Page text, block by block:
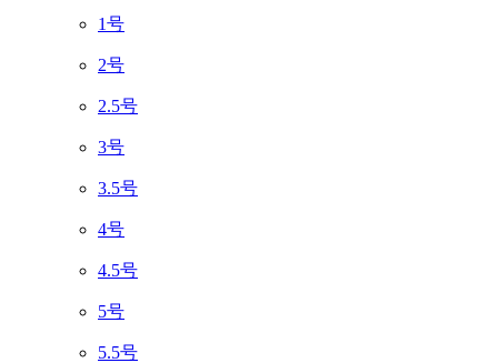
1号
2号
2.5号
3号
3.5号
4号
4.5号
5号
5.5号